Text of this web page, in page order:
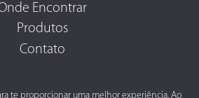
te proporcionar uma melhor experiência. Ao
Encontrar
Produtos
Contato